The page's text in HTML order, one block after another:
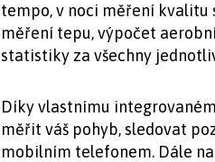
tempo, v noci měření kvalitu
měření tepu, výpočet
statistiky za všechny
Díky vlastnímu
měřit váš pohyb, sledovat
mobilním telefonem. Dále